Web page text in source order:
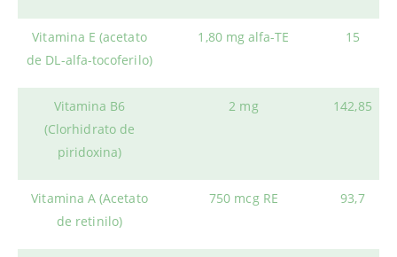
Vitamina E (acetato
de DL-alfa-tocoferilo)
1,80 mg alfa-TE 15
Vitamina B6
(Clorhidrato de
piridoxina)
2 mg 142,85
Vitamina A (Acetato
de retinilo)
750 mcg RE 93,7